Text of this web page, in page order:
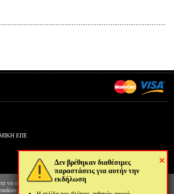
×
Δεν βρέθηκαν διαθέσιμες
παραστάσεις για αυτήν την
εκδήλωση
ΕΠΕ
Πεσμαζόγλου), Αθήνα
να αποθηκεύουμε στον φυλλομετρητή σας
Με αυτόν τον τρόπο θα